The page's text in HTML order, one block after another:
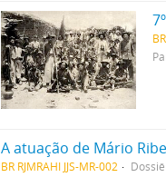
A atuação de Mário
BR RJMRAHI JJS-MR-002 Dossiê